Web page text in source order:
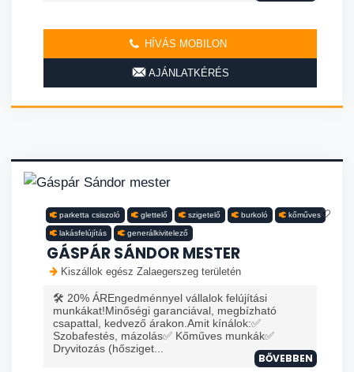
HÍVÁS MOBILON
AJÁNLATKÉRÉS
parketta csiszoló glettelő szigetelő burkoló kőműves
lakásfelújítás generálkivitelező
GÁSPÁR SÁNDOR MESTER
Kiszállok egész Zalaegerszeg területén
🛠️ 20% ÁREngedménnyel vállalok felújítási
munkákat!Minőségi garanciával, megbízható
csapattal, kedvező árakon.Amit kínálok:✅
Szobafestés, mázolás✅ Kőműves munkák✅
Dryvitozás (hősziget...
BŐVEBBEN